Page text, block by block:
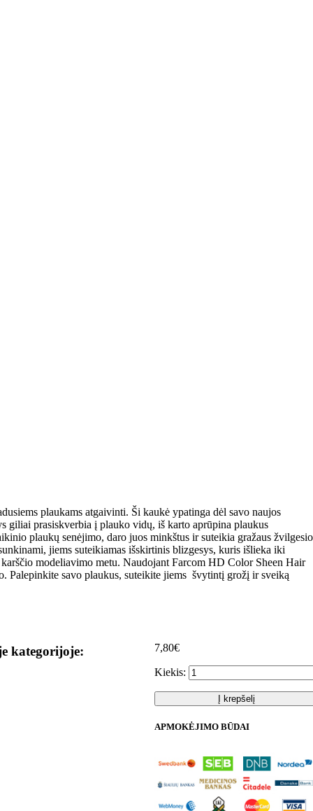
plaukams atgaivinti. Ši kaukė ypatinga dėl savo naujos
giliai prasiskverbia į plauko vidų, iš karto aprūpina plaukus
plaukų senėjimo, daro juos minkštus ir suteikia gražaus
jiems suteikiamas išskirtinis blizgesys, kuris išlieka iki
modeliavimo metu. Naudojant Farcom HD Color Sheen Hair
Palepinkite savo plaukus, suteikite jiems švytintį grožį ir sveiką
7,80€
Kiekis:
Į krepšelį
APMOKĖJIMO BŪDAI
kategorijoje: